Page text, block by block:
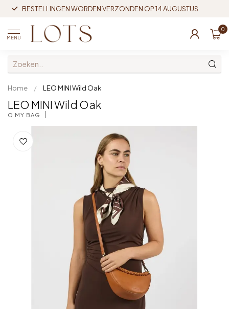
BESTELLINGEN WORDEN VERZONDEN OP 14 AUGUSTUS
MENU
0
Home / LEO MINI Wild Oak
LEO MINI Wild Oak
O MY BAG